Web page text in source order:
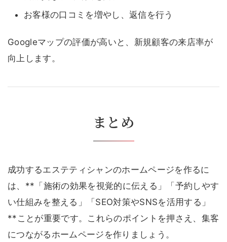
お客様の口コミを増やし、返信を行う
Googleマップの評価が高いと、新規顧客の来店率が
向上します。
まとめ
成功するエステティシャンのホームページを作るに
は、**「施術の効果を視覚的に伝える」「予約しやす
い仕組みを整える」「SEO対策やSNSを活用する」
**ことが重要です。これらのポイントを押さえ、集客
につながるホームページを作りましょう。